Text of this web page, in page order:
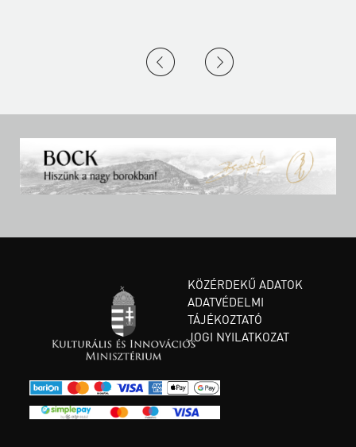
KÖZÉRDEKŰ ADATOK
ADATVÉDELMI
TÁJÉKOZTATÓ
JOGI NYILATKOZAT